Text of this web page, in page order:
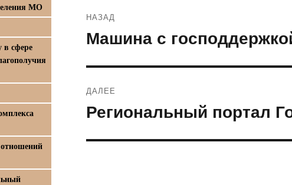
по
НАЗАД
Предыдущая
Машина с
ДАЛЕЕ
Следующая
Региональный портал
МО
в сфере